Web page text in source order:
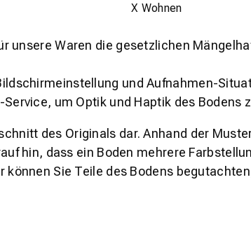
X Wohnen
unsere Waren die gesetzlichen
und Aufnahmen-
um Optik und Haptik des Bodens
des Originals dar. Anhand der
hin, dass ein Boden mehrere
Sie Teile des Bodens